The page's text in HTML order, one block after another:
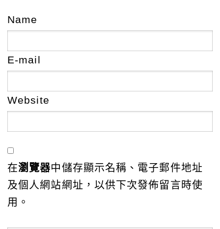
Name
E-mail
Website
在瀏覽器中儲存顯示名稱、電子郵件地址
及個人網站網址，以供下次發佈留言時使
用。